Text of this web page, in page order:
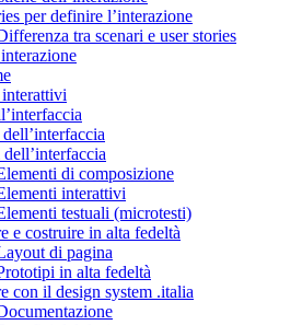
per definire l’interazione
tra scenari e user stories
di composizione
interattivi
testuali (microtesti)
e costruire in alta fedeltà
di pagina
in alta fedeltà
con il design system .italia